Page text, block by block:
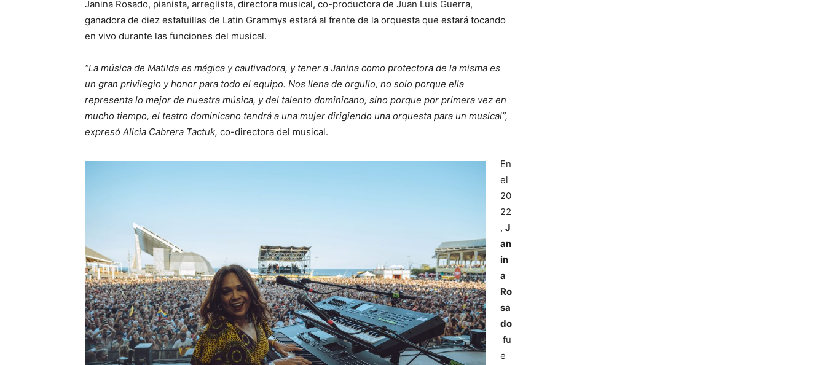
Janina Rosado, pianista, arreglista, directora musical, co-productora de Juan Luis Guerra,
ganadora de diez estatuillas de Latin Grammys estará al frente de la orquesta que estará tocando
en vivo durante las funciones del musical.
“La música de Matilda es mágica y cautivadora, y tener a Janina como protectora de la misma es
un gran privilegio y honor para todo el equipo. Nos llena de orgullo, no solo porque ella
representa lo mejor de nuestra música, y del talento dominicano, sino porque por primera vez en
mucho tiempo, el teatro dominicano tendrá a una mujer dirigiendo una orquesta para un musical”,
expresó Alicia Cabrera Tactuk, co-directora del musical.
En
el
20
22
, J
an
in
a
Ro
sa
do
fu
e